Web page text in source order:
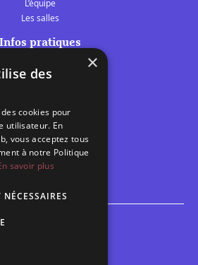
L’équipe
Les salles
Infos pratiques
scènes audomaroises
Calendrier
des spectacles
Brèves
Espace scolaire
×
des
cookies pour
utilisateur. En
vous acceptez tous
à notre Politique
savoir plus